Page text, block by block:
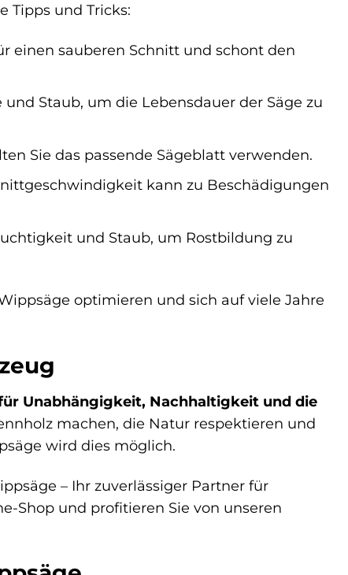
Tipps und Tricks:
einen sauberen Schnitt und schont den
und Staub, um die Lebensdauer der Säge zu
Sie das passende Sägeblatt verwenden.
kann zu Beschädigungen
und Staub, um Rostbildung zu
optimieren und sich auf viele Jahre
Unabhängigkeit, Nachhaltigkeit und die
machen, die Natur respektieren und
wird dies möglich.
– Ihr zuverlässiger Partner für
Shop und profitieren Sie von unseren